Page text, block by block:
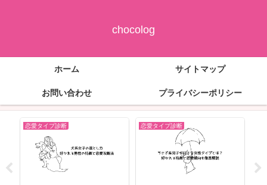
chocolog
ホーム サイトマップ
お問い合わせ プライバシーポリシー
恋愛タイプ診断 恋愛タイプ診断